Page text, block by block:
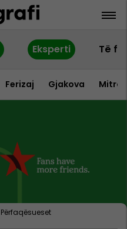
Eksperti Të
Ferizaj Gjakova
Përfaqësueset